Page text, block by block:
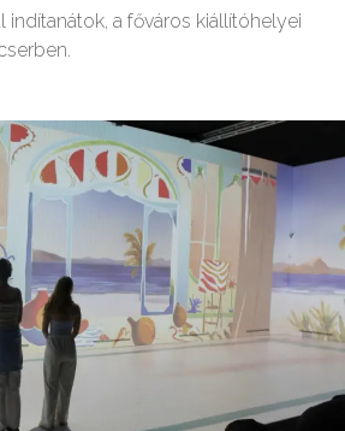
indítanátok, a főváros kiállítóhelyei